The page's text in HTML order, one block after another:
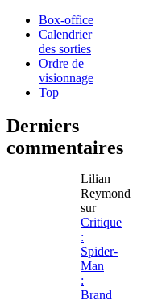
Box-office
Calendrier
des sorties
Ordre de
visionnage
Top
Derniers
commentaires
Lilian
Reymond
sur
Critique
:
Spider-
Man
:
Brand